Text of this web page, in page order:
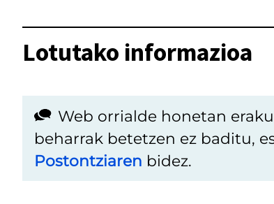
Lotutako informazioa
Web orrialde honetan
beharrak betetzen ez baditu,
Postontziaren bidez.